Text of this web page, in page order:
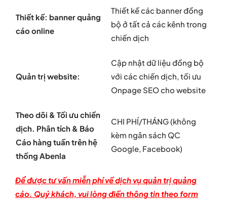
Thiết kế: banner quảng
cáo online
Thiết kế các banner đồng
bộ ở tất cả các kênh trong
chiến dịch
Quản trị website:
Cập nhật dữ liệu đồng bộ
với các chiến dịch, tối ưu
Onpage SEO cho website
Theo dõi & Tối ưu chiến
dịch. Phân tích & Báo
Cáo hàng tuần trên hệ
thống Abenla
CHI PHÍ/THÁNG (không
kèm ngân sách QC
Google, Facebook)
Để được tư vấn miễn phí về dịch vụ quản trị quảng
cáo. Quý khách, vui lòng điền thông tin theo form